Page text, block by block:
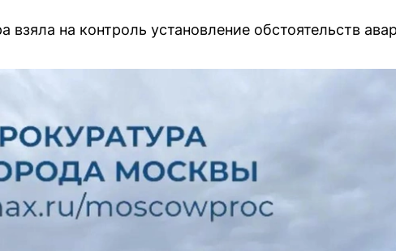
взяла на контроль установление обстоятельств